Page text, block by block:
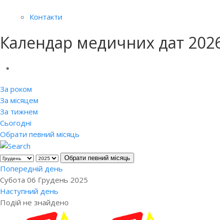
Контакти
Календар медичних дат
За роком
За місяцем
За тижнем
Сьогодні
Обрати певний місяць
Обрати певний місяць
Попередній день
Субота 06 Грудень 2025
Наступний день
Подій не знайдено